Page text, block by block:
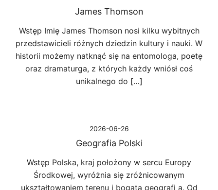
James Thomson
Wstęp Imię James Thomson nosi kilku wybitnych
przedstawicieli różnych dziedzin kultury i nauki. W
historii możemy natknąć się na entomologa, poetę
oraz dramaturga, z których każdy wniósł coś
unikalnego do […]
2026-06-26
Geografia Polski
Wstęp Polska, kraj położony w sercu Europy
Środkowej, wyróżnia się zróżnicowanym
ukształtowaniem terenu i bogatą geografi ą. Od